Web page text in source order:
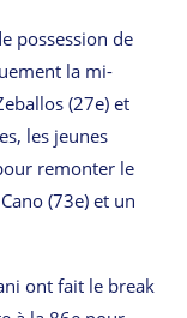
possession de
la mi-
(27e) et
les jeunes
remonter le
(73e) et un
ont fait le break